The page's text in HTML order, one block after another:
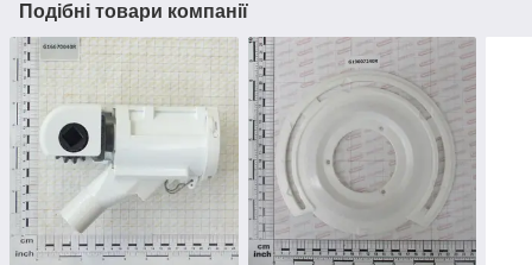
Подібні товари компанії